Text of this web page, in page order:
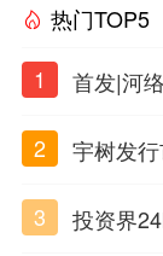
热门TOP5
1
首发|河
2
宇树发
3
投资界